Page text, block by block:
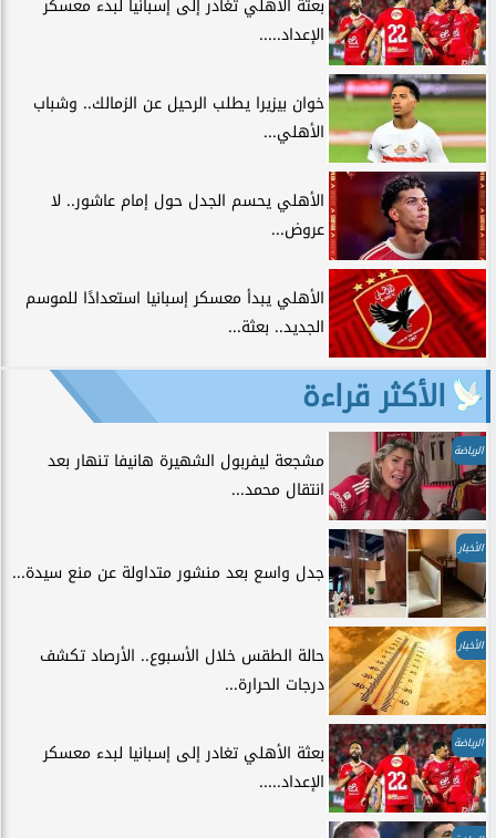
الإعداد.....
خوان بيزيرا يطلب الرحيل عن الزمالك.. وشباب
الأهلي...
الأهلي يحسم الجدل حول إمام عاشور.. لا
عروض...
الأهلي يبدأ معسكر إسبانيا استعدادًا للموسم
الجديد.. بعثة...
الأكثر قراءة
الرياضة
مشجعة ليفربول الشهيرة هانيفا تنهار بعد
انتقال محمد...
الأخبار
جدل واسع بعد منشور متداولة عن منع سيدة...
الأخبار
حالة الطقس خلال الأسبوع.. الأرصاد تكشف
درجات الحرارة...
الرياضة
بعثة الأهلي تغادر إلى إسبانيا لبدء معسكر
الإعداد.....